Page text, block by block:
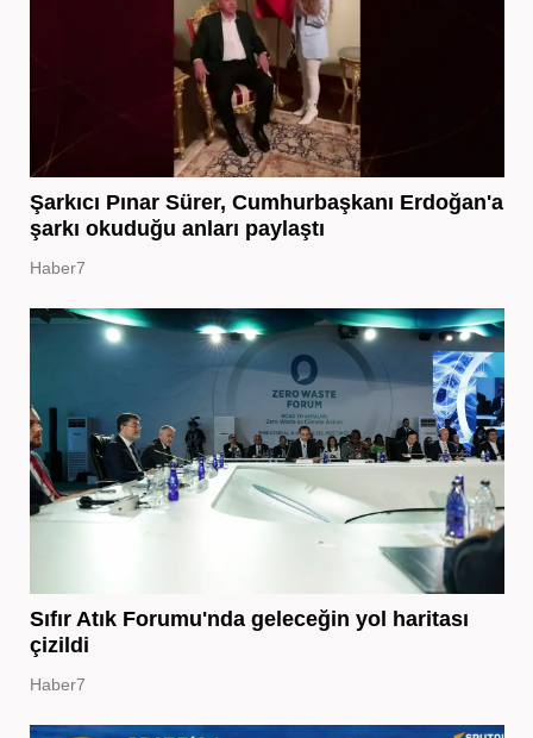
Şarkıcı Pınar Sürer, Cumhurbaşkanı Erdoğan'a
şarkı okuduğu anları paylaştı
Haber7
Sıfır Atık Forumu'nda geleceğin yol haritası
çizildi
Haber7